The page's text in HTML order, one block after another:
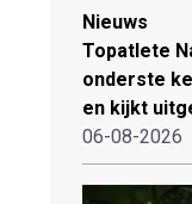
Nieuws
Topatlete
onderste
en kijkt
06-08-2026